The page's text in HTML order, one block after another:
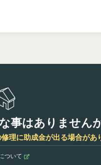
事はありません
理に助成金が出る場合があ
ついて